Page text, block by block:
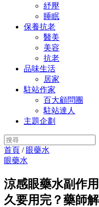
紓壓
睡眠
保養抗老
醫美
美容
抗老
品味生活
居家
駐站作家
百大顧問團
駐站達人
主題企劃
首頁 / 眼藥水
眼藥水
涼感眼藥水副作
久要用完？藥師